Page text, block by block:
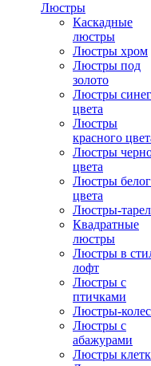
Люстры
Каскадные
люстры
Люстры хром
Люстры под
золото
Люстры
цвета
Люстры
красного
Люстры
цвета
Люстры
цвета
Люстры-
Квадратные
люстры
Люстры в
лофт
Люстры с
птичками
Люстры-
Люстры с
абажурами
Люстры